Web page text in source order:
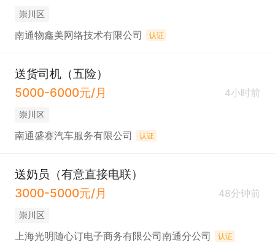
崇川区
南通物鑫美网络技术有限公司 认证
送货司机（五险）
5000-6000元/月
4小时前
崇川区
南通盛赛汽车服务有限公司 认证
送奶员（有意直接电联）
3000-5000元/月
48分钟前
崇川区
上海光明随心订电子商务有限公司南通分公司 认证